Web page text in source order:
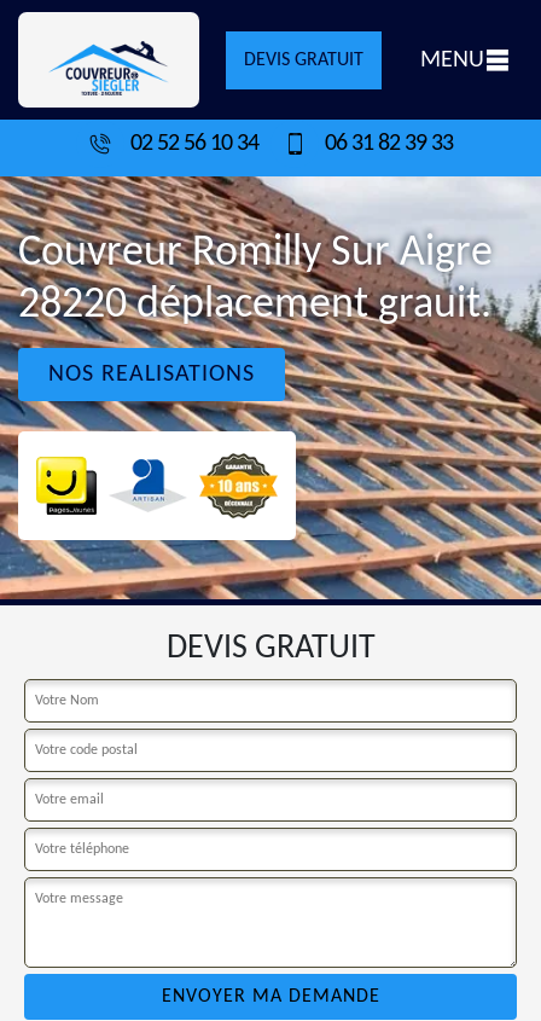
DEVIS GRATUIT MENU
02 52 56 10 34 06 31 82 39 33
Couvreur Romilly Sur Aigre
28220 déplacement grauit.
NOS REALISATIONS
DEVIS GRATUIT